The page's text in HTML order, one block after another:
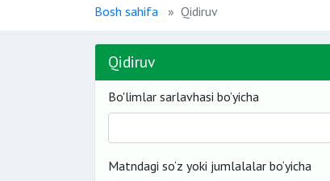
Bosh sahifa Qidiruv
Qidiruv
Bo'limlar sarlavhasi bo’yicha
Matndagi so‘z yoki jumlalalar bo‘yicha